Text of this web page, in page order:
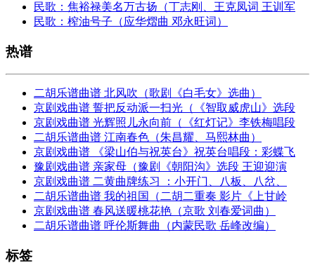
民歌：焦裕禄美名万古扬（丁志刚、王克凤词 王训军
民歌：榨油号子（应华熠曲 邓永旺词）
热谱
二胡乐谱曲谱 北风吹（歌剧《白毛女》选曲）
京剧戏曲谱 誓把反动派一扫光（《智取威虎山》选段
京剧戏曲谱 光辉照儿永向前（《红灯记》李铁梅唱段
二胡乐谱曲谱 江南春色（朱昌耀、马熙林曲）
京剧戏曲谱 《梁山伯与祝英台》祝英台唱段：彩蝶飞
豫剧戏曲谱 亲家母（豫剧《朝阳沟》选段 王迎迎演
京剧戏曲谱 二黄曲牌练习 ：小开门、八板、八岔、
二胡乐谱曲谱 我的祖国（二胡二重奏 影片《上甘岭
京剧戏曲谱 春风送暖桃花艳（京歌 刘春爱词曲）
二胡乐谱曲谱 呼伦斯舞曲（内蒙民歌 岳峰改编）
标签